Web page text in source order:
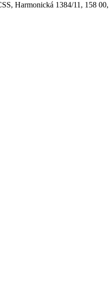
Harmonická 1384/11, 158 00,